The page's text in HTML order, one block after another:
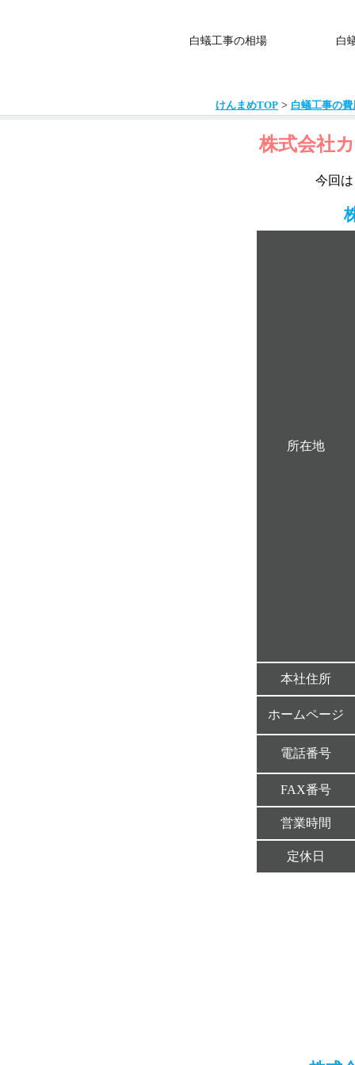
白蟻工事の相場 白
けんまめTOP > 白蟻工事の
株式会社
今回
所在地
本社住所
ホームページ
電話番号
FAX番号
営業時間
定休日